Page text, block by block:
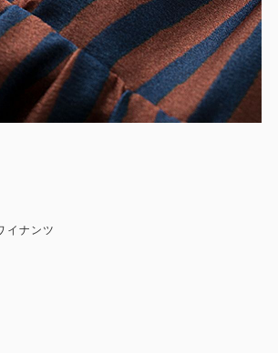
ナンツ